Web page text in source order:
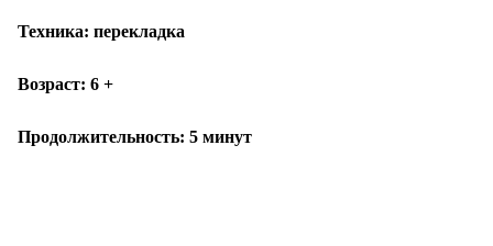
Техника: перекладка
Возраст: 6 +
Продолжительность: 5 минут